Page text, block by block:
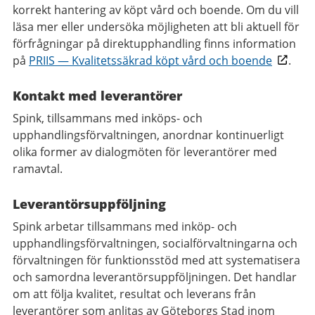
korrekt hantering av köpt vård och boende. Om du vill
läsa mer eller undersöka möjligheten att bli aktuell för
förfrågningar på direktupphandling finns information
på PRIIS — Kvalitetssäkrad köpt vård och boende .
Kontakt med leverantörer
Spink, tillsammans med inköps- och
upphandlingsförvaltningen, anordnar kontinuerligt
olika former av dialogmöten för leverantörer med
ramavtal.
Leverantörsuppföljning
Spink arbetar tillsammans med inköp- och
upphandlingsförvaltningen, socialförvaltningarna och
förvaltningen för funktionsstöd med att systematisera
och samordna leverantörsuppföljningen. Det handlar
om att följa kvalitet, resultat och leverans från
leverantörer som anlitas av Göteborgs Stad inom